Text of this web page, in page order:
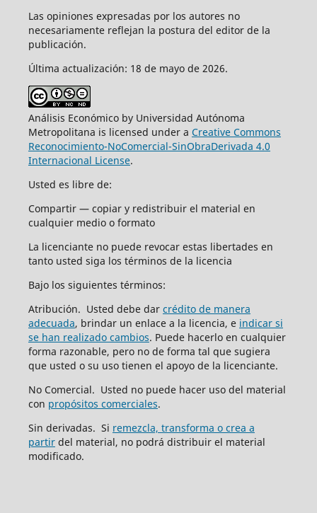
Las opiniones expresadas por los autores no
necesariamente reflejan la postura del editor de la
publicación.
Última actualización: 18 de mayo de 2026.
Análisis Económico by Universidad Autónoma
Metropolitana is licensed under a Creative Commons
Reconocimiento-NoComercial-SinObraDerivada 4.0
Internacional License.
Usted es libre de:
Compartir — copiar y redistribuir el material en
cualquier medio o formato
La licenciante no puede revocar estas libertades en
tanto usted siga los términos de la licencia
Bajo los siguientes términos:
Atribución. Usted debe dar crédito de manera
adecuada, brindar un enlace a la licencia, e indicar si
se han realizado cambios. Puede hacerlo en cualquier
forma razonable, pero no de forma tal que sugiera
que usted o su uso tienen el apoyo de la licenciante.
No Comercial. Usted no puede hacer uso del material
con propósitos comerciales.
Sin derivadas. Si remezcla, transforma o crea a
partirdel material, no podrá distribuir el material
modificado.